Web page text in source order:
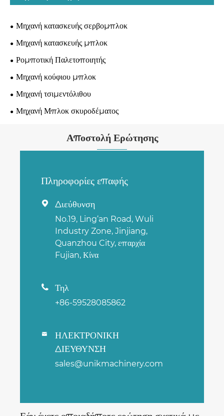
Μηχανή κατασκευής σερβομπλοκ
Μηχανή κατασκευής μπλοκ
Ρομποτική Παλετοποιητής
Μηχανή κούφιου μπλοκ
Μηχανή τσιμεντόλιθου
Μηχανή Μπλοκ σκυροδέματος
Αποστολή Ερώτησης
Πληροφορίες επαφής
 Διεύθυνση
No.19, Ling‘an Road, Wuli
Industry Zone, Jinjiang,
Quanzhou City, επαρχία
Fujian, Κίνα
 Τηλ
+86-59528085862

ΗΛΕΚΤΡΟΝΙΚΗ
ΔΙΕΥΘΥΝΣΗ
sales@unikmachinery.com